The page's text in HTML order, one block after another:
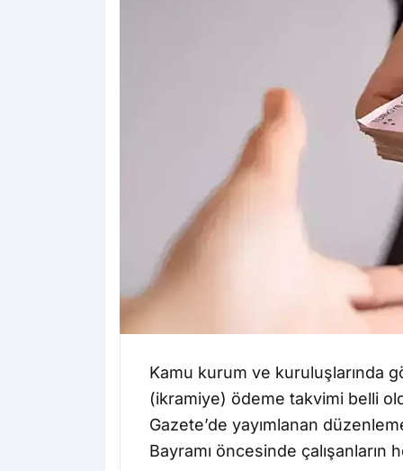
Kamu kurum ve kuruluşlarında
(ikramiye) ödeme takvimi belli
Gazete’de yayımlanan
Bayramı öncesinde çalışanların